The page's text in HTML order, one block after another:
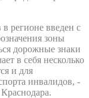
регионе введен с
зоны
дорожные знаки
в себя несколько
и для
инвалидов, -